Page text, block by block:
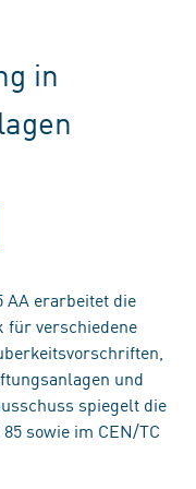
in
AA erarbeitet die
für verschiedene
und
spiegelt die
sowie im CEN/TC